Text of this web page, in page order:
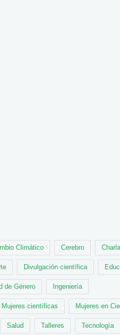
Climático Cerebro
Divulgación científica
de Género Ingeniería
Mujeres científicas Mujeres en
Salud Talleres Tecnología